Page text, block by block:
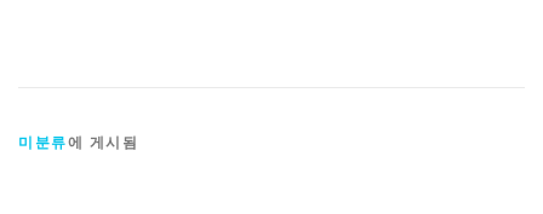
미분류에 게시됨